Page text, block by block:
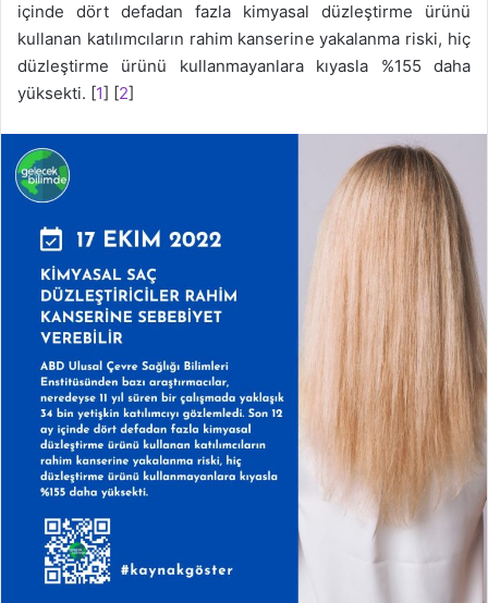
içinde dört defadan fazla kimyasal düzleştirme ürünü
kullanan katılımcıların rahim kanserine yakalanma riski, hiç
düzleştirme ürünü kullanmayanlara kıyasla %155 daha
yüksekti. [1] [2]